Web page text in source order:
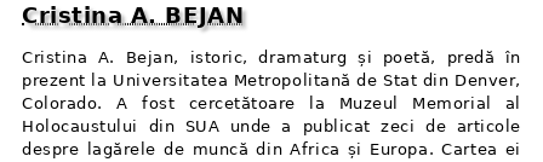
Cristina A. BEJAN
Cristina A. Bejan, istoric, dramaturg și poetă, predă în
prezent la Universitatea Metropolitană de Stat din Denver,
Colorado. A fost cercetătoare la Muzeul Memorial al
Holocaustului din SUA unde a publicat zeci de articole
despre lagărele de muncă din Africa și Europa. Cartea ei